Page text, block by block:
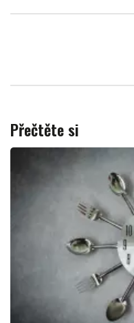
Přečtěte si